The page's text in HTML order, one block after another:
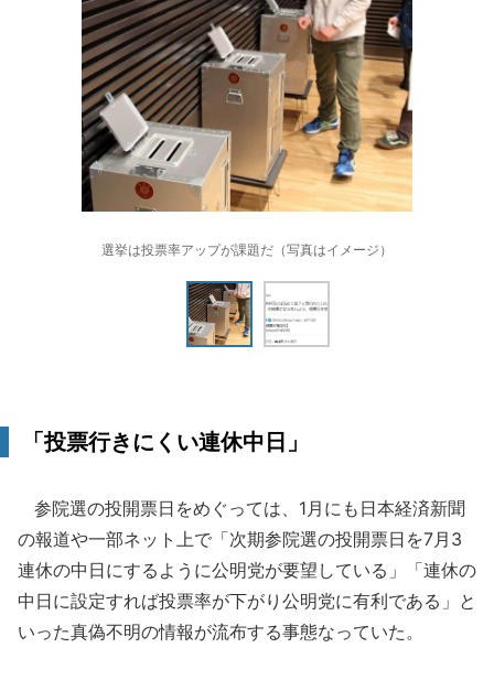
選挙は投票率アップが課題だ（写真はイメージ）
「投票行きにくい連休中日」
参院選の投開票日をめぐっては、1月にも日本経済新聞
の報道や一部ネット上で「次期参院選の投開票日を7月3
連休の中日にするように公明党が要望している」「連休の
中日に設定すれば投票率が下がり公明党に有利である」と
いった真偽不明の情報が流布する事態なっていた。